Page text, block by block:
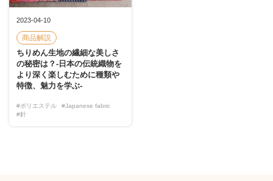
2023-04-10
商品解説
ちりめん生地の繊細な美しさ
の秘密は？-日本の伝統織物を
より深く楽しむために種類や
特徴、魅力を学ぶ-
#ポリエステル
#Japanese fabric
#針